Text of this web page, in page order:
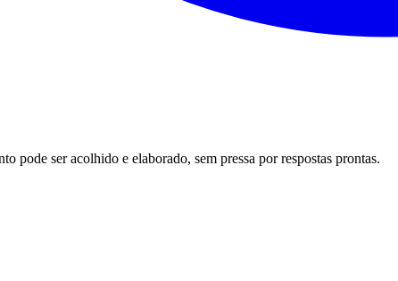
pode ser acolhido e elaborado, sem pressa por respostas prontas.